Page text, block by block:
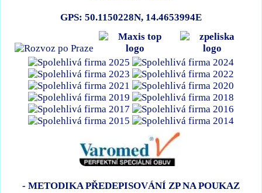
GPS: 50.1150228N, 14.4653994E
- METODIKA PŘEDEPISOVÁNÍ ZP NA POUKAZ